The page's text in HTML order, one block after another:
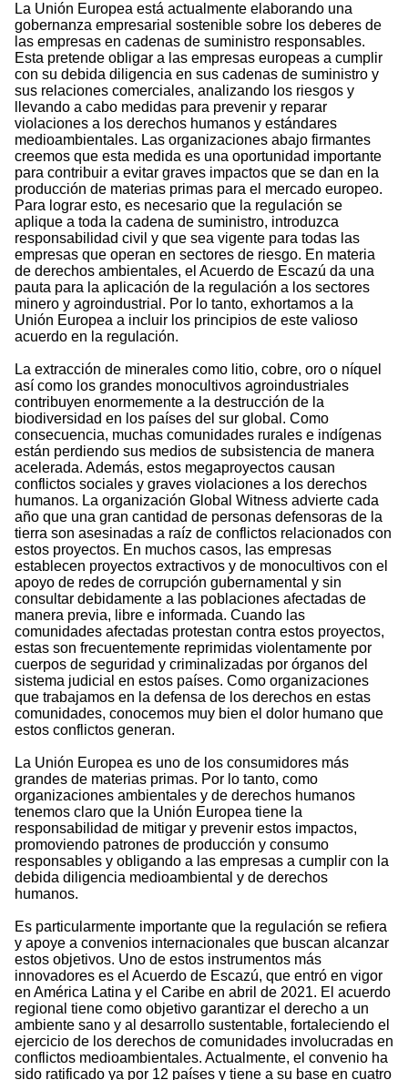
La Unión Europea está actualmente elaborando una
gobernanza empresarial sostenible sobre los deberes de
las empresas en cadenas de suministro responsables.
Esta pretende obligar a las empresas europeas a cumplir
con su debida diligencia en sus cadenas de suministro y
sus relaciones comerciales, analizando los riesgos y
llevando a cabo medidas para prevenir y reparar
violaciones a los derechos humanos y estándares
medioambientales. Las organizaciones abajo firmantes
creemos que esta medida es una oportunidad importante
para contribuir a evitar graves impactos que se dan en la
producción de materias primas para el mercado europeo.
Para lograr esto, es necesario que la regulación se
aplique a toda la cadena de suministro, introduzca
responsabilidad civil y que sea vigente para todas las
empresas que operan en sectores de riesgo. En materia
de derechos ambientales, el Acuerdo de Escazú da una
pauta para la aplicación de la regulación a los sectores
minero y agroindustrial. Por lo tanto, exhortamos a la
Unión Europea a incluir los principios de este valioso
acuerdo en la regulación.
La extracción de minerales como litio, cobre, oro o níquel
así como los grandes monocultivos agroindustriales
contribuyen enormemente a la destrucción de la
biodiversidad en los países del sur global. Como
consecuencia, muchas comunidades rurales e indígenas
están perdiendo sus medios de subsistencia de manera
acelerada. Además, estos megaproyectos causan
conflictos sociales y graves violaciones a los derechos
humanos. La organización Global Witness advierte cada
año que una gran cantidad de personas defensoras de la
tierra son asesinadas a raíz de conflictos relacionados con
estos proyectos. En muchos casos, las empresas
establecen proyectos extractivos y de monocultivos con el
apoyo de redes de corrupción gubernamental y sin
consultar debidamente a las poblaciones afectadas de
manera previa, libre e informada. Cuando las
comunidades afectadas protestan contra estos proyectos,
estas son frecuentemente reprimidas violentamente por
cuerpos de seguridad y criminalizadas por órganos del
sistema judicial en estos países. Como organizaciones
que trabajamos en la defensa de los derechos en estas
comunidades, conocemos muy bien el dolor humano que
estos conflictos generan.
La Unión Europea es uno de los consumidores más
grandes de materias primas. Por lo tanto, como
organizaciones ambientales y de derechos humanos
tenemos claro que la Unión Europea tiene la
responsabilidad de mitigar y prevenir estos impactos,
promoviendo patrones de producción y consumo
responsables y obligando a las empresas a cumplir con la
debida diligencia medioambiental y de derechos
humanos.
Es particularmente importante que la regulación se refiera
y apoye a convenios internacionales que buscan alcanzar
estos objetivos. Uno de estos instrumentos más
innovadores es el Acuerdo de Escazú, que entró en vigor
en América Latina y el Caribe en abril de 2021. El acuerdo
regional tiene como objetivo garantizar el derecho a un
ambiente sano y al desarrollo sustentable, fortaleciendo el
ejercicio de los derechos de comunidades involucradas en
conflictos medioambientales. Actualmente, el convenio ha
sido ratificado ya por 12 países y tiene a su base en cuatro